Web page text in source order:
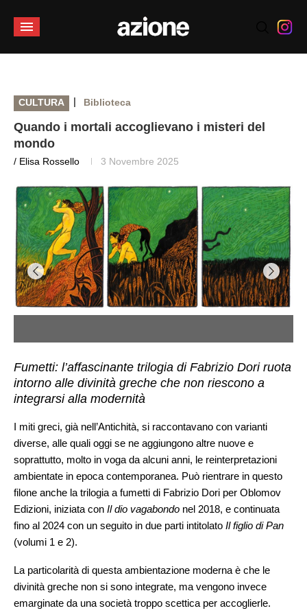
CULTURA | Biblioteca
Quando i mortali accoglievano i misteri del
mondo
/ Elisa Rossello 3 Novembre 2025
Fumetti: l’affascinante trilogia di Fabrizio Dori ruota
intorno alle divinità greche che non riescono a
integrarsi alla modernità
I miti greci, già nell’Antichità, si raccontavano con varianti
diverse, alle quali oggi se ne aggiungono altre nuove e
soprattutto, molto in voga da alcuni anni, le reinterpretazioni
ambientate in epoca contemporanea. Può rientrare in questo
filone anche la trilogia a fumetti di Fabrizio Dori per Oblomov
Edizioni, iniziata con Il dio vagabondo nel 2018, e continuata
fino al 2024 con un seguito in due parti intitolato Il figlio di Pan
(volumi 1 e 2).
La particolarità di questa ambientazione moderna è che le
divinità greche non si sono integrate, ma vengono invece
emarginate da una società troppo scettica per accoglierle.